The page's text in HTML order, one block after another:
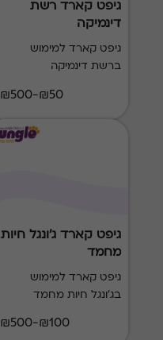
גיפט קארד רשת
דינמיקה
גיפט קארד למימוש
ברשת דינמיקה
₪50-₪500
גיפט קארד ג'ונגל חיות
מחמד
גיפט קארד למימוש
בג'ונגל חיות מחמד
₪100-₪500